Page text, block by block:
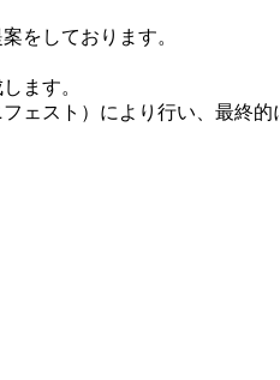
をしております。
ます。
ェスト）により行い、最終的